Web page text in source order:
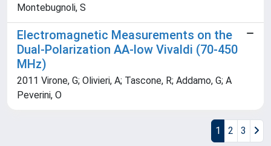
Montebugnoli, S
Electromagnetic Measurements on the
Dual-Polarization AA-low Vivaldi (70-450
MHz)
2011 Virone, G; Olivieri, A; Tascone, R; Addamo, G; A
Peverini, O
1 2 3